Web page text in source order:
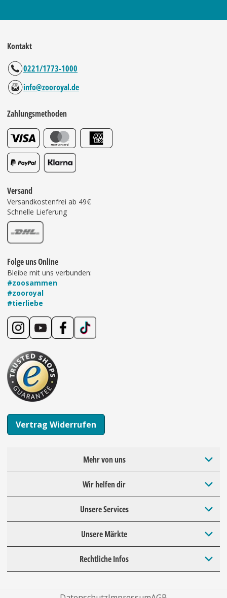
Kontakt
0221/1773-1000
info@zooroyal.de
Zahlungsmethoden
Versand
Versandkostenfrei ab 49€
Schnelle Lieferung
Folge uns Online
Bleibe mit uns verbunden:
#zoosammen
#zooroyal
#tierliebe
Vertrag Widerrufen
Mehr von uns
Wir helfen dir
Unsere Services
Unsere Märkte
Rechtliche Infos